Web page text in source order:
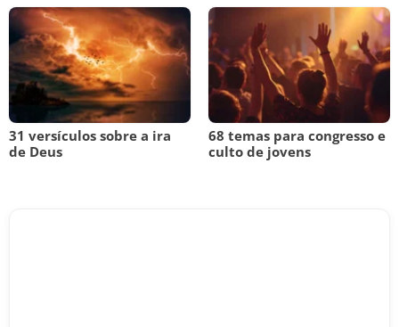
31 versículos sobre a ira
de Deus
68 temas para congresso e
culto de jovens